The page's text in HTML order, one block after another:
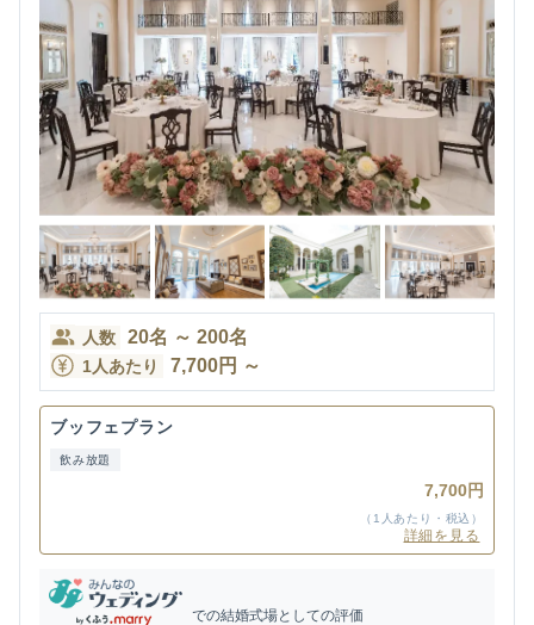
人数 20名 ～ 200名
1人あたり 7,700円 ～
ブッフェプラン
飲み放題
7,700円
（1人あたり・税込）
詳細を見る
での結婚式場としての評価